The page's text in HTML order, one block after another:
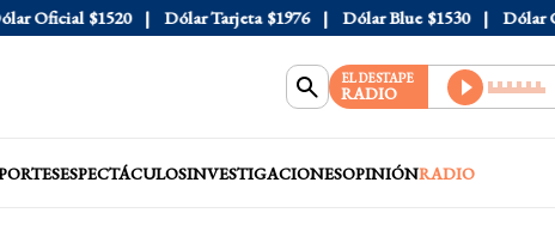
$1520 Dólar Tarjeta $1976 Dólar Blue $1530 Dólar CCL
EL DESTAPE
RADIO
ESPECTÁCULOSINVESTIGACIONESOPINIÓNRADIO